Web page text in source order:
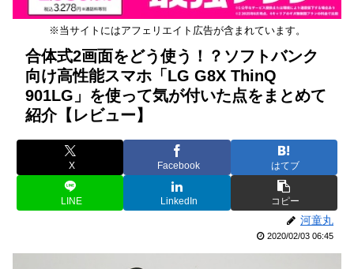
※当サイトにはアフェリエイト広告が含まれています。
合体式2画面をどう使う！？ソフトバンク
向け高性能スマホ「LG G8X ThinQ
901LG」を使って気が付いた点をまとめて
紹介【レビュー】
X Facebook はてブ
LINE LinkedIn コピー
河童丸
2020/02/03 06:45